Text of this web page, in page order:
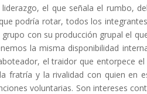
el que señala el rumbo,
podría rotar, todos los
con su producción grupal el
la misma disponibilidad
el traidor que entorpece
fratría y la rivalidad con quien en
voluntarias. Son intereses